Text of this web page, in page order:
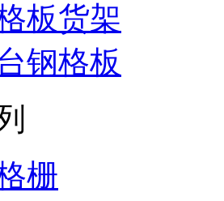
板货架
钢格板
栅